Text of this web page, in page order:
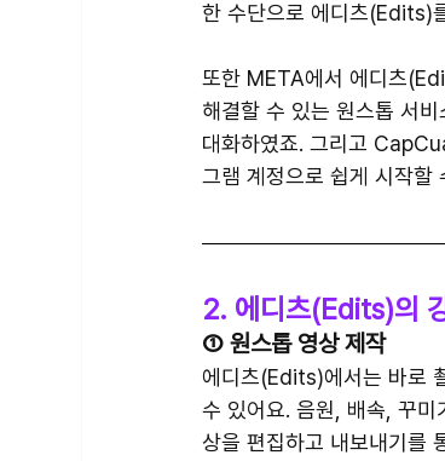
한 수단으로 에디츠(Edits)
또한 META에서 에디츠
해결할 수 있는 원스톱 서
대화하였죠. 그리고
그램 계정으로 쉽게 시작할
2. 에디츠(Edits)의
① 원스톱 영상 제작
에디츠(Edits)에서는 바로
수 있어요. 음원, 배속, 꾸
상을 편집하고 내보내기를